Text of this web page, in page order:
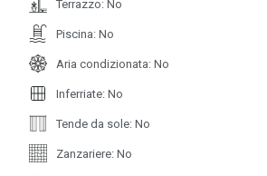
Terrazzo: No
Piscina: No
Aria condizionata: No
Inferriate: No
Tende da sole: No
Zanzariere: No